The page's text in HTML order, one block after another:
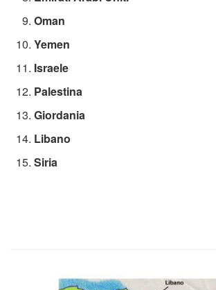
Oman
Yemen
Israele
Palestina
Giordania
Libano
Siria